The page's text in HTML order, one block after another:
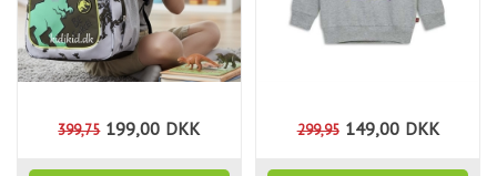
399,75 199,00 DKK 299,95 149,00 DKK